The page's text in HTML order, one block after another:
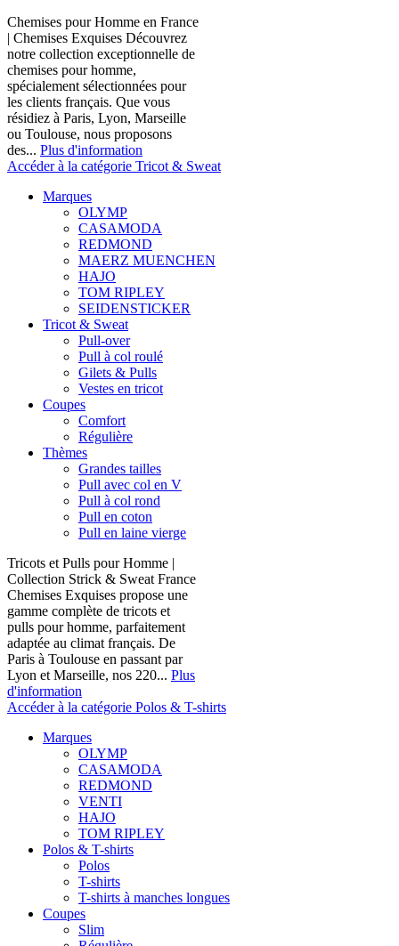
Chemises pour Homme en France
| Chemises Exquises Découvrez
notre collection exceptionnelle de
chemises pour homme,
spécialement sélectionnées pour
les clients français. Que vous
résidiez à Paris, Lyon, Marseille
ou Toulouse, nous proposons
des... Plus d'information
Accéder à la catégorie Tricot & Sweat
Marques
OLYMP
CASAMODA
REDMOND
MAERZ MUENCHEN
HAJO
TOM RIPLEY
SEIDENSTICKER
Tricot & Sweat
Pull-over
Pull à col roulé
Gilets & Pulls
Vestes en tricot
Coupes
Comfort
Régulière
Thèmes
Grandes tailles
Pull avec col en V
Pull à col rond
Pull en coton
Pull en laine vierge
Tricots et Pulls pour Homme |
Collection Strick & Sweat France
Chemises Exquises propose une
gamme complète de tricots et
pulls pour homme, parfaitement
adaptée au climat français. De
Paris à Toulouse en passant par
Lyon et Marseille, nos 220... Plus
d'information
Accéder à la catégorie Polos & T-shirts
Marques
OLYMP
CASAMODA
REDMOND
VENTI
HAJO
TOM RIPLEY
Polos & T-shirts
Polos
T-shirts
T-shirts à manches longues
Coupes
Slim